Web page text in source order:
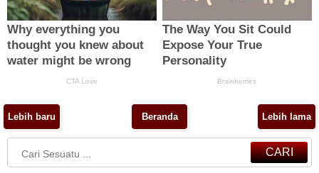
Lebih baru Lebih lama
Beranda
CARI